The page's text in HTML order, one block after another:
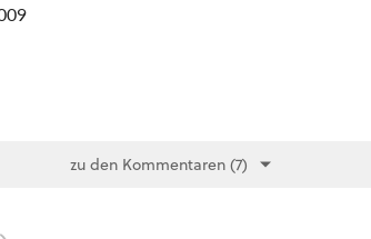
zu den Kommentaren (7)